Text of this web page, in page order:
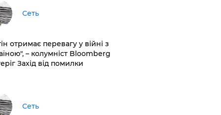
Сеть
отримає перевагу у війні з
– колумніст Bloomberg
Захід від помилки
Сеть